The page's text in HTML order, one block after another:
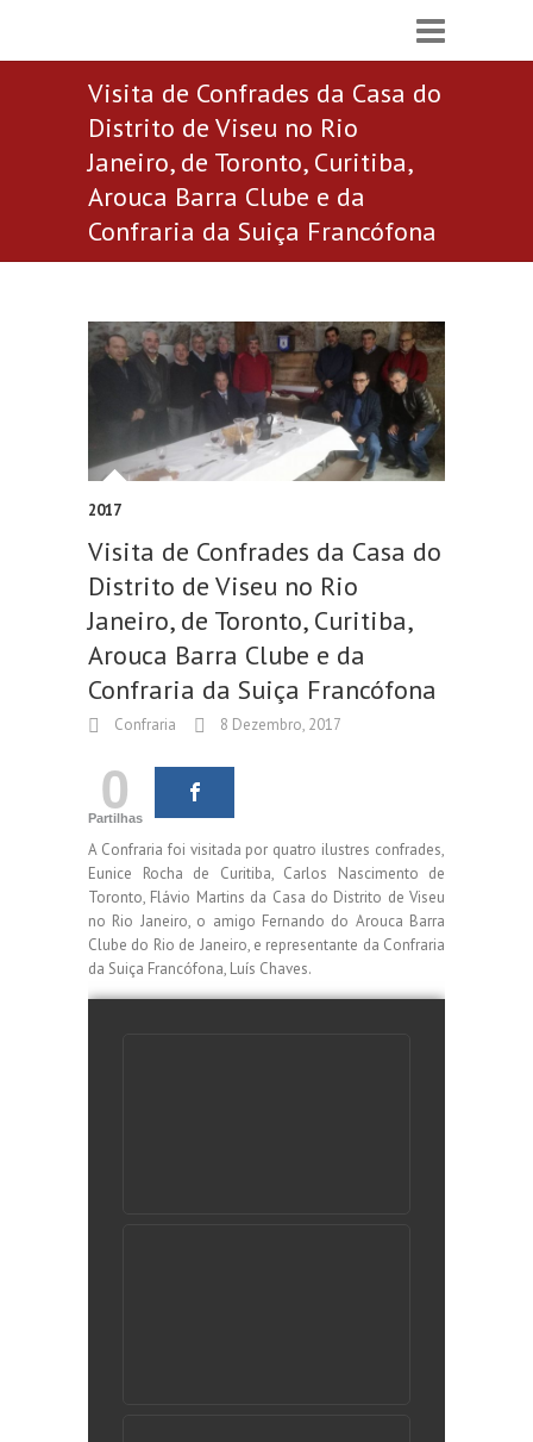
Visita de Confrades da Casa do
Distrito de Viseu no Rio
Janeiro, de Toronto, Curitiba,
Arouca Barra Clube e da
Confraria da Suiça Francófona
2017
Visita de Confrades da Casa do
Distrito de Viseu no Rio
Janeiro, de Toronto, Curitiba,
Arouca Barra Clube e da
Confraria da Suiça Francófona
Confraria 8 Dezembro, 2017
0
Partilhas
A Confraria foi visitada por quatro ilustres confrades,
Eunice Rocha de Curitiba, Carlos Nascimento de
Toronto, Flávio Martins da Casa do Distrito de Viseu
no Rio Janeiro, o amigo Fernando do Arouca Barra
Clube do Rio de Janeiro, e representante da Confraria
da Suiça Francófona, Luís Chaves.